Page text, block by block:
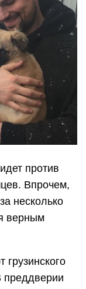
против
Впрочем,
несколько
верным
преддверии